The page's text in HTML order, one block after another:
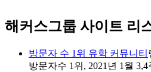
해커스그룹 사이트 리
방문자 수 1위 유학 커뮤니티
방문자수 1위, 2021년 1월 3,4